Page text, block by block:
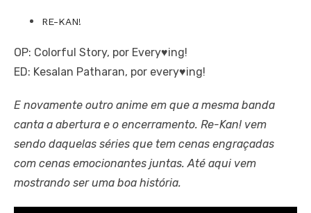
RE-KAN!
OP: Colorful Story, por Every♥ing!
ED: Kesalan Patharan, por every♥ing!
E novamente outro anime em que a mesma banda
canta a abertura e o encerramento. Re-Kan! vem
sendo daquelas séries que tem cenas engraçadas
com cenas emocionantes juntas. Até aqui vem
mostrando ser uma boa história.